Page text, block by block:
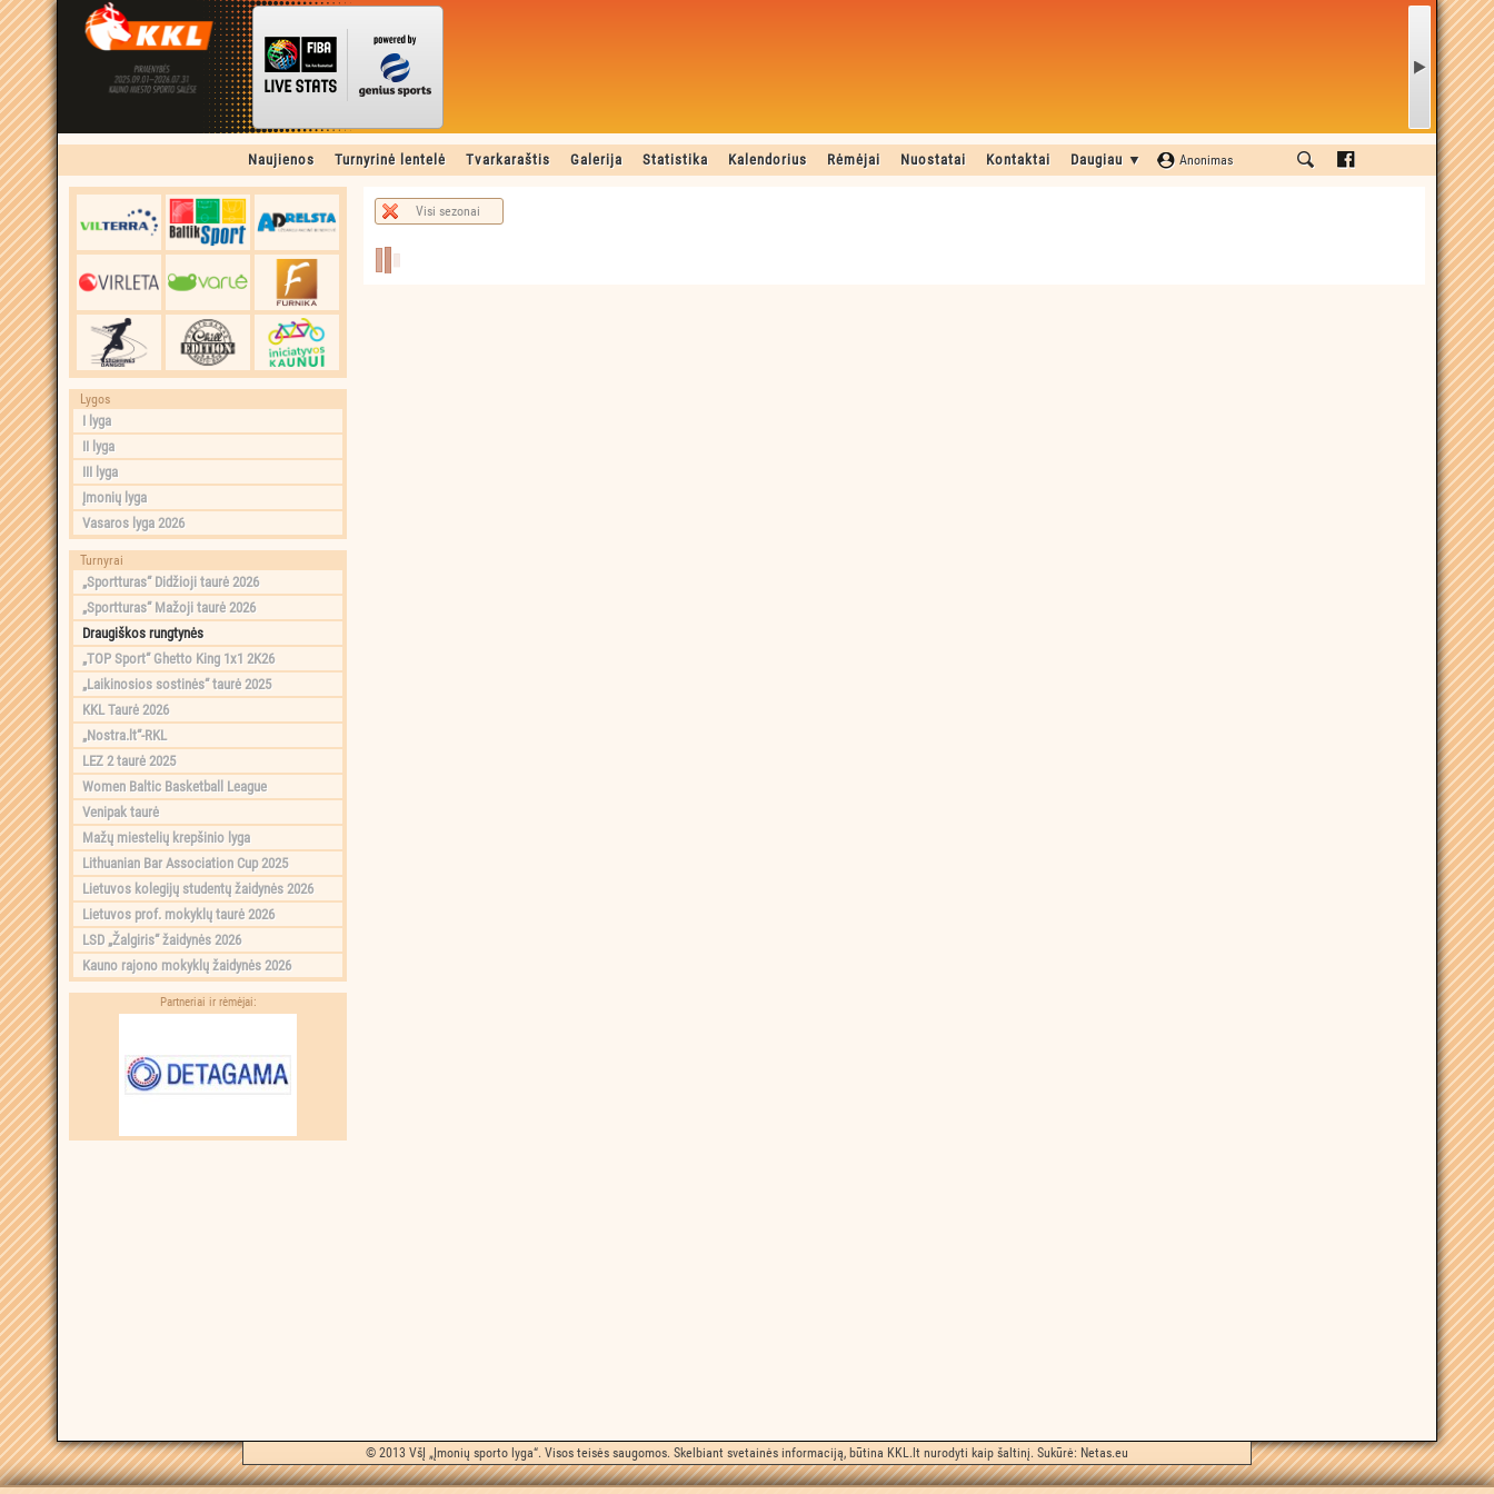
Naujienos Turnyrinė lentelė Tvarkaraštis Galerija Statistika Kalendorius Rėmėjai Nuostatai Kontaktai Daugiau ▼ Anonimas
Lygos
I lyga
II lyga
III lyga
Įmonių lyga
Vasaros lyga 2026
Turnyrai
„Sportturas“ Didžioji taurė 2026
„Sportturas“ Mažoji taurė 2026
Draugiškos rungtynės
„TOP Sport“ Ghetto King 1x1 2K26
„Laikinosios sostinės“ taurė 2025
KKL Taurė 2026
„Nostra.lt“-RKL
LEZ 2 taurė 2025
Women Baltic Basketball League
Venipak taurė
Mažų miestelių krepšinio lyga
Lithuanian Bar Association Cup 2025
Lietuvos kolegijų studentų žaidynės 2026
Lietuvos prof. mokyklų taurė 2026
LSD „Žalgiris“ žaidynės 2026
Kauno rajono mokyklų žaidynės 2026
Partneriai ir rėmėjai:
Visi sezonai
© 2013 VšĮ „Įmonių sporto lyga“. Visos teisės saugomos. Skelbiant svetainės informaciją, būtina KKL.lt nurodyti kaip šaltinį. Sukūrė: Netas.eu